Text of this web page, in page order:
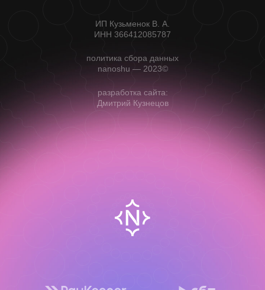
ИП Кузьменок В. А.
ИНН 366412085787
разработка сайта:
Дмитрий Кузнецов
политика сбора данных
nanoshu — 2023©